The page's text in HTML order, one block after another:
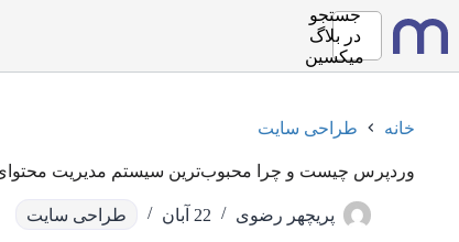
به
محتوا
جستجو
در بلاگ
میکسین
خانه طراحی سایت
وردپرس چیست و چرا محبوب‌ترین سیستم مدیریت
پریچهر رضوی 22 آبان طراحی سایت